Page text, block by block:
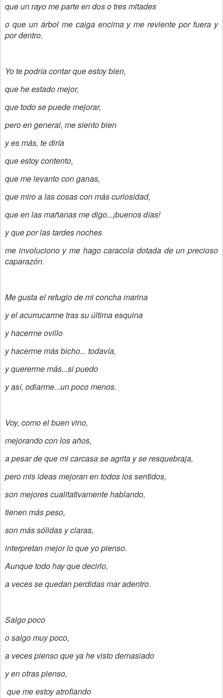
que un rayo me parte en dos o tres mitades
o que un árbol me caiga encima y me reviente por fuera y
por dentro.
Yo te podría contar que estoy bien,
que he estado mejor,
que todo se puede mejorar,
pero en general, me siento bien
y es más, te diría
que estoy contento,
que me levanto con ganas,
que miro a las cosas con más curiosidad,
que en las mañanas me digo...¡buenos días!
y que por las tardes noches
me involuciono y me hago caracola dotada de un precioso
caparazón.
Me gusta el refugio de mi concha marina
y el acurrucarme tras su última esquina
y hacerme ovillo
y hacerme más bicho... todavía,
y quererme más...si puedo
y así, odiarme...un poco menos.
Voy, como el buen vino,
mejorando con los años,
a pesar de que mi carcasa se agrita y se resquebraja,
pero mis ideas mejoran en todos los sentidos,
son mejores cualitativamente hablando,
tienen más peso,
son más sólidas y claras,
interpretan mejor lo que yo pienso.
Aunque todo hay que decirlo,
a veces se quedan perdidas mar adentro.
Salgo poco
o salgo muy poco,
a veces pienso que ya he visto demasiado
y en otras pienso,
que me estoy atrofiando